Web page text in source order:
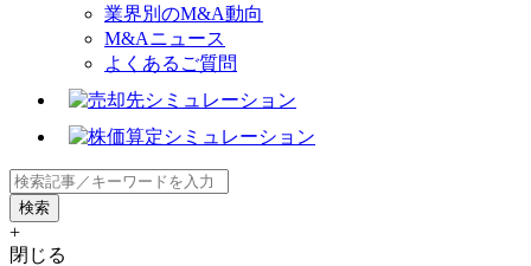
業界別のM&A動向
M&Aニュース
よくあるご質問
+
閉じる